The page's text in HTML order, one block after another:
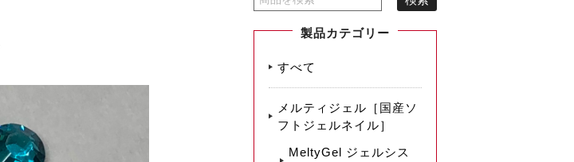
製品カテゴリー
すべて
メルティジェル［国産ソ
フトジェルネイル］
MeltyGel ジェルシス